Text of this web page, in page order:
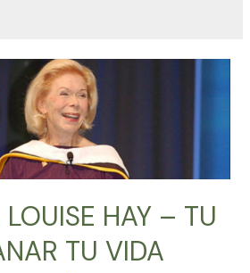
HAY – TU
TU VIDA